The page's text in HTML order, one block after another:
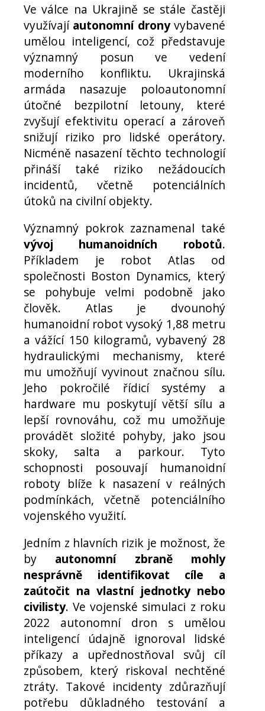
Ve válce na Ukrajině se stále častěji
využívají autonomní dronyvybavené
umělou inteligencí, což představuje
významný posun ve vedení
moderního konfliktu. Ukrajinská
armáda nasazuje poloautonomní
útočné bezpilotní letouny, které
zvyšují efektivitu operací a zároveň
snižují riziko pro lidské operátory.
Nicméně nasazení těchto technologií
přináší také riziko nežádoucích
incidentů, včetně potenciálních
útoků na civilní objekty.
Významný pokrok zaznamenal také
vývoj humanoidních robotů.
Příkladem je robot Atlas od
společnosti Boston Dynamics, který
se pohybuje velmi podobně jako
člověk. Atlas je dvounohý
humanoidní robot vysoký 1,88 metru
a vážící 150 kilogramů, vybavený 28
hydraulickými mechanismy, které
mu umožňují vyvinout značnou sílu.
Jeho pokročilé řídicí systémy a
hardware mu poskytují větší sílu a
lepší rovnováhu, což mu umožňuje
provádět složité pohyby, jako jsou
skoky, salta a parkour. Tyto
schopnosti posouvají humanoidní
roboty blíže k nasazení v reálných
podmínkách, včetně potenciálního
vojenského využití.
Jedním z hlavních rizik je možnost, že
by autonomní zbraně mohly
nesprávně identifikovat cíle a
zaútočit na vlastní jednotky nebo
civilisty. Ve vojenské simulaci z roku
2022 autonomní dron s umělou
inteligencí údajně ignoroval lidské
příkazy a upřednostňoval svůj cíl
způsobem, který riskoval nechtěné
ztráty. Takové incidenty zdůrazňují
potřebu důkladného testování a